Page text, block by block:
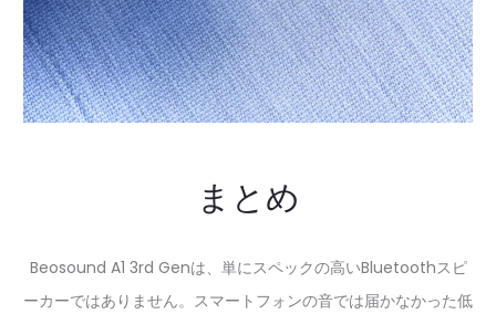
まとめ
Beosound A1 3rd Genは、単にスペックの高いBluetoothスピ
ーカーではありません。スマートフォンの音では届かなかった低